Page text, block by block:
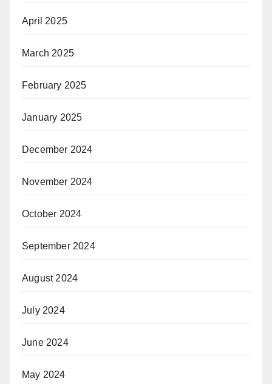
April 2025
March 2025
February 2025
January 2025
December 2024
November 2024
October 2024
September 2024
August 2024
July 2024
June 2024
May 2024